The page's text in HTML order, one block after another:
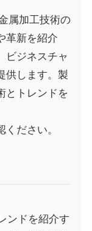
属加工技術の
革新を紹介
ビジネスチャ
供します。製
とトレンドを
ださい。
ンドを紹介す